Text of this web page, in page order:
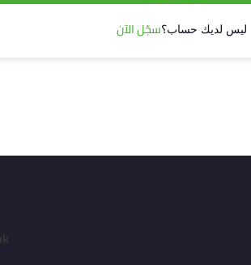
ليس لديك حساب؟سجّل الآن